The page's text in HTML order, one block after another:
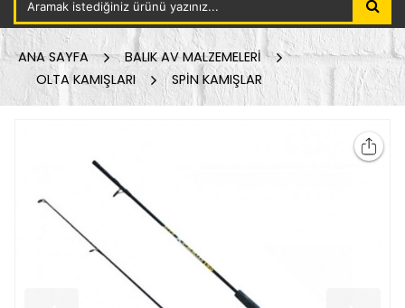
ANA SAYFA
BALIK AV MALZEMELERİ
OLTA KAMIŞLARI
SPİN KAMIŞLAR